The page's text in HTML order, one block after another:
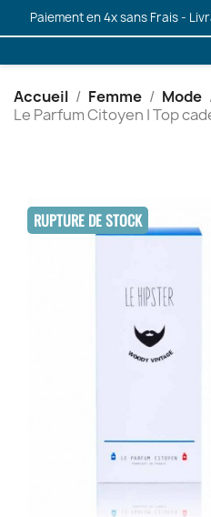
Paiement en 4x sans Frais -
Accueil Femme Mode
Le Parfum Citoyen | Top
RUPTURE DE STOCK